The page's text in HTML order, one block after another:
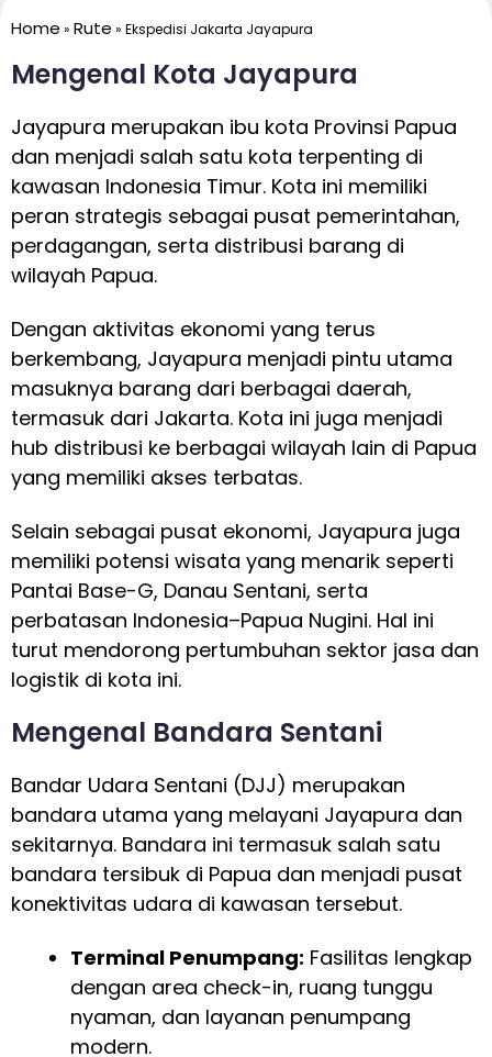
Home » Rute » Ekspedisi Jakarta Jayapura
Mengenal Kota Jayapura
Jayapura merupakan ibu kota Provinsi Papua
dan menjadi salah satu kota terpenting di
kawasan Indonesia Timur. Kota ini memiliki
peran strategis sebagai pusat pemerintahan,
perdagangan, serta distribusi barang di
wilayah Papua.
Dengan aktivitas ekonomi yang terus
berkembang, Jayapura menjadi pintu utama
masuknya barang dari berbagai daerah,
termasuk dari Jakarta. Kota ini juga menjadi
hub distribusi ke berbagai wilayah lain di Papua
yang memiliki akses terbatas.
Selain sebagai pusat ekonomi, Jayapura juga
memiliki potensi wisata yang menarik seperti
Pantai Base-G, Danau Sentani, serta
perbatasan Indonesia–Papua Nugini. Hal ini
turut mendorong pertumbuhan sektor jasa dan
logistik di kota ini.
Mengenal Bandara Sentani
Bandar Udara Sentani (DJJ) merupakan
bandara utama yang melayani Jayapura dan
sekitarnya. Bandara ini termasuk salah satu
bandara tersibuk di Papua dan menjadi pusat
konektivitas udara di kawasan tersebut.
Terminal Penumpang: Fasilitas lengkap
dengan area check-in, ruang tunggu
nyaman, dan layanan penumpang
modern.